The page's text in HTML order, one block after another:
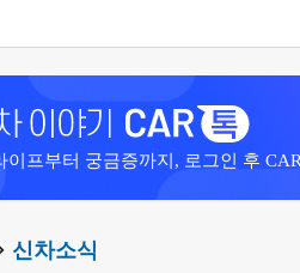
이프부터 궁금증까지, 로그인 후
신차소식